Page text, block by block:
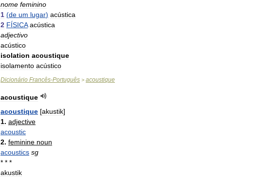
nome feminino
1 (de um lugar) acústica
2 FÍSICA acústica
adjectivo
acústico
isolation acoustique
isolamento acústico
Dicionário Francês-Português > acoustique
acoustique
acoustique [akustik]
1. adjective
acoustic
2. feminine noun
acoustics sg
* * *
akustik